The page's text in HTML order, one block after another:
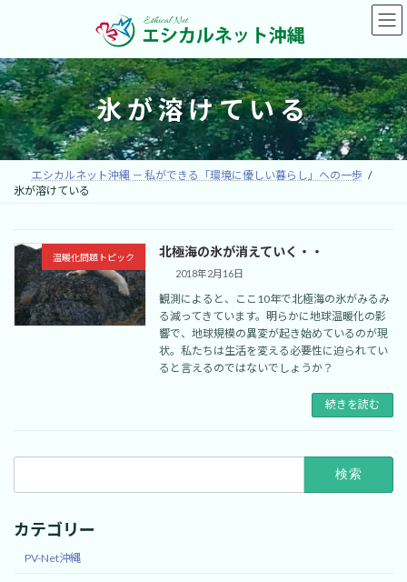
ン
ツ
へ
ス
キ
ッ
ー
シ
ョ
ン
に
移
氷が溶けている
エシカルネット沖縄 － 私ができる「環境に優しい暮らし」への一歩
氷が溶けている
温暖化問題トピック 北極海の氷が消えていく・・
2018年2月16日
観測によると、ここ10年で北極海の氷がみるみ
る減ってきています。明らかに地球温暖化の影
響で、地球規模の異変が起き始めているのが現
状。私たちは生活を変える必要性に迫られてい
ると言えるのではないでしょうか？
続きを読む
カテゴリー
PV-Net沖縄